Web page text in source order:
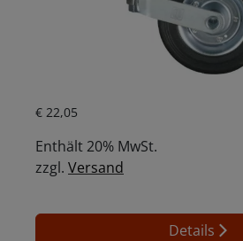
€ 22,05
Enthält 20% MwSt.
zzgl. Versand
Details